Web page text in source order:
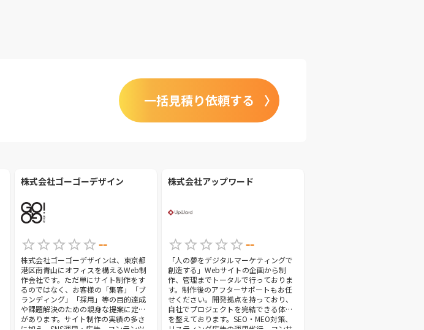
一括見積り依頼する
株式会社ゴーゴーデザイン
--
株式会社ゴーゴーデザインは、東京都
港区南青山にオフィスを構えるWeb制
作会社です。ただ単にサイト制作をす
るのではなく、お客様の「集客」「ブ
ランディング」「採用」等の目的達成
や課題解決のための親身な提案に定評
があります。サイト制作の実績の多さ
株式会社アップワード
--
「人の夢をデジタルマーケティングで
創造する」Webサイトの企画から制
作、管理までトータルで行っておりま
す。制作後のアフターサポートもお任
せください。開発拠点を持っており、
自社でプロジェクトを完結できる体制
を整えております。SEO・MEO対策、